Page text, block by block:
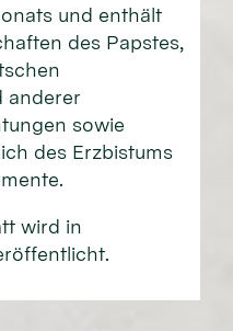
und enthält
des Papstes,
anderer
sowie
des Erzbistums
wird in